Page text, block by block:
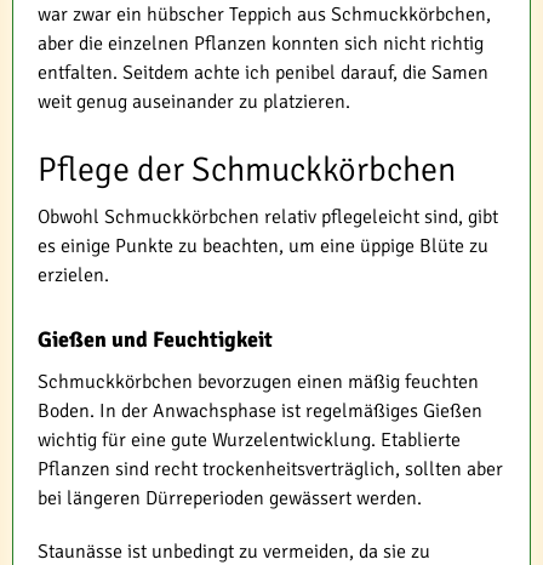
war zwar ein hübscher Teppich aus Schmuckkörbchen,
aber die einzelnen Pflanzen konnten sich nicht richtig
entfalten. Seitdem achte ich penibel darauf, die Samen
weit genug auseinander zu platzieren.
Pflege der Schmuckkörbchen
Obwohl Schmuckkörbchen relativ pflegeleicht sind, gibt
es einige Punkte zu beachten, um eine üppige Blüte zu
erzielen.
Gießen und Feuchtigkeit
Schmuckkörbchen bevorzugen einen mäßig feuchten
Boden. In der Anwachsphase ist regelmäßiges Gießen
wichtig für eine gute Wurzelentwicklung. Etablierte
Pflanzen sind recht trockenheitsverträglich, sollten aber
bei längeren Dürreperioden gewässert werden.
Staunässe ist unbedingt zu vermeiden, da sie zu